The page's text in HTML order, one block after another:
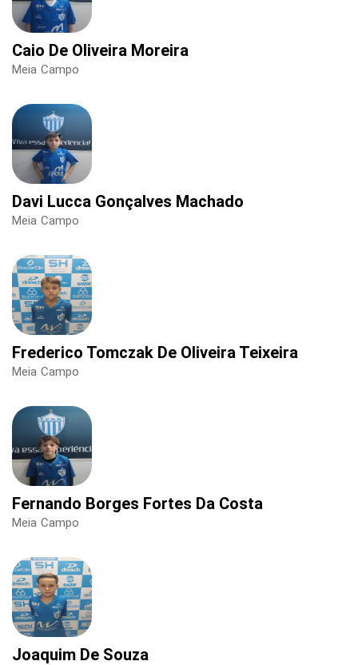
Caio De Oliveira Moreira
Meia Campo
Davi Lucca Gonçalves Machado
Meia Campo
Frederico Tomczak De Oliveira Teixeira
Meia Campo
Fernando Borges Fortes Da Costa
Meia Campo
Joaquim De Souza